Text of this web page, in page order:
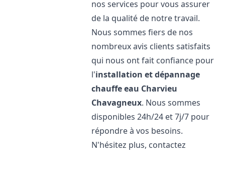
nos services pour vous assurer
de la qualité de notre travail.
Nous sommes fiers de nos
nombreux avis clients satisfaits
qui nous ont fait confiance pour
l'installation et dépannage
chauffe eau Charvieu
Chavagneux. Nous sommes
disponibles 24h/24 et 7j/7 pour
répondre à vos besoins.
N'hésitez plus, contactez